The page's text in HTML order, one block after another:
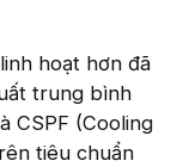
hoạt hơn đã
trung bình
CSPF (Cooling
tiêu chuẩn